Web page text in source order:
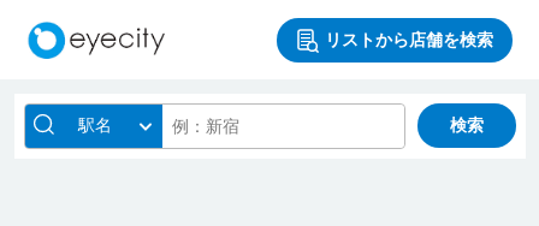
リストから店舗を検索
駅名 検索